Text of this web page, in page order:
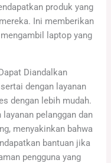
produk yang
Ini memberikan
laptop yang
Diandalkan
dengan layanan
dengan lebih mudah.
pelanggan dan
menyakinkan bahwa
bantuan jika
pengguna yang